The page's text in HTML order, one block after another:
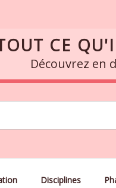
CE
Découvrez en
Disciplines